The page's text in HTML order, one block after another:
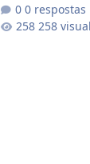
suas atividades
operação. Se
0 respostas
258